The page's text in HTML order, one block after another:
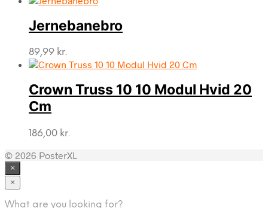
Jernebanebro
89,99 kr.
Crown Truss 10 10 Modul Hvid 20
Cm
186,00 kr.
© 2026 PosterXL
×
×
What are you looking for?